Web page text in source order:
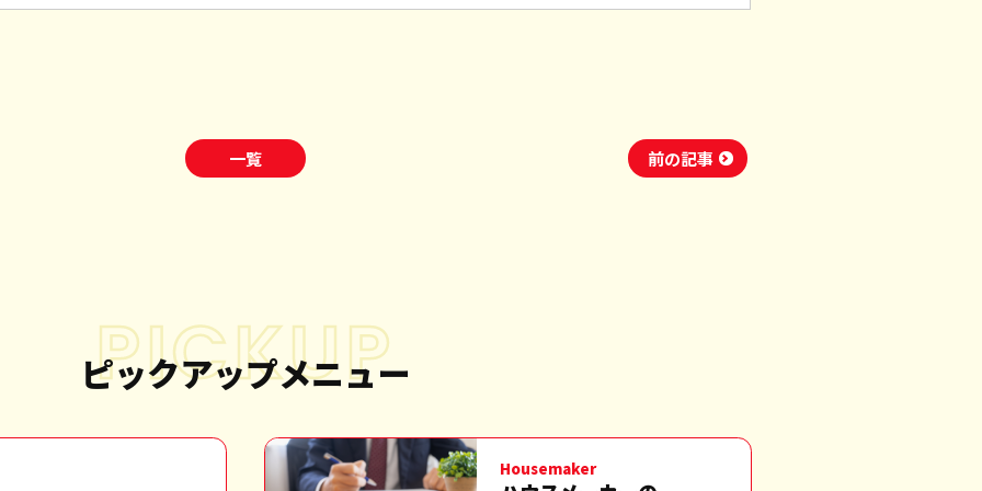
一覧 前の記事
PICKUP
ピックアップメニュー
Housemaker